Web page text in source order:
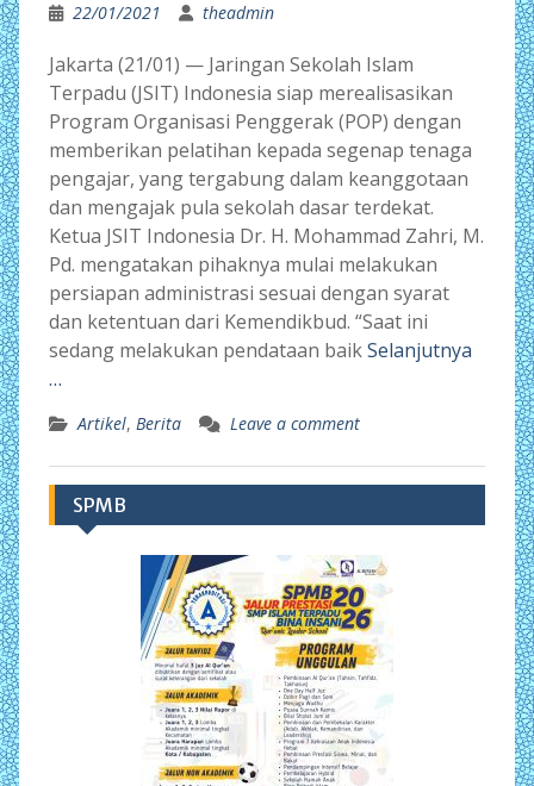
22/01/2021 theadmin
Jakarta (21/01) — Jaringan Sekolah Islam
Terpadu (JSIT) Indonesia siap merealisasikan
Program Organisasi Penggerak (POP) dengan
memberikan pelatihan kepada segenap tenaga
pengajar, yang tergabung dalam keanggotaan
dan mengajak pula sekolah dasar terdekat.
Ketua JSIT Indonesia Dr. H. Mohammad Zahri, M.
Pd. mengatakan pihaknya mulai melakukan
persiapan administrasi sesuai dengan syarat
dan ketentuan dari Kemendikbud. “Saat ini
sedang melakukan pendataan baikSelanjutnya
…
Artikel, Berita Leave a comment
SPMB